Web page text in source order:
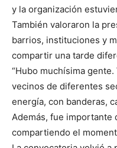
y la organización
También valoraron la
barrios, instituciones y
compartir una tarde
“Hubo muchísima
vecinos de diferentes
energía, con banderas,
Además, fue
compartiendo el